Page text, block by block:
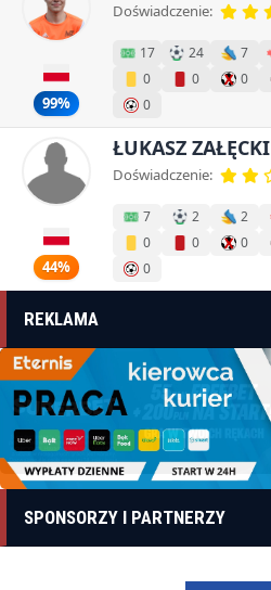
99%
Doświadczenie:
17 24 7
0
0 0
0
44%
ŁUKASZ ZAŁĘCKI
Doświadczenie:
7 2 2
0
0 0
0
REKLAMA
SPONSORZY I PARTNERZY